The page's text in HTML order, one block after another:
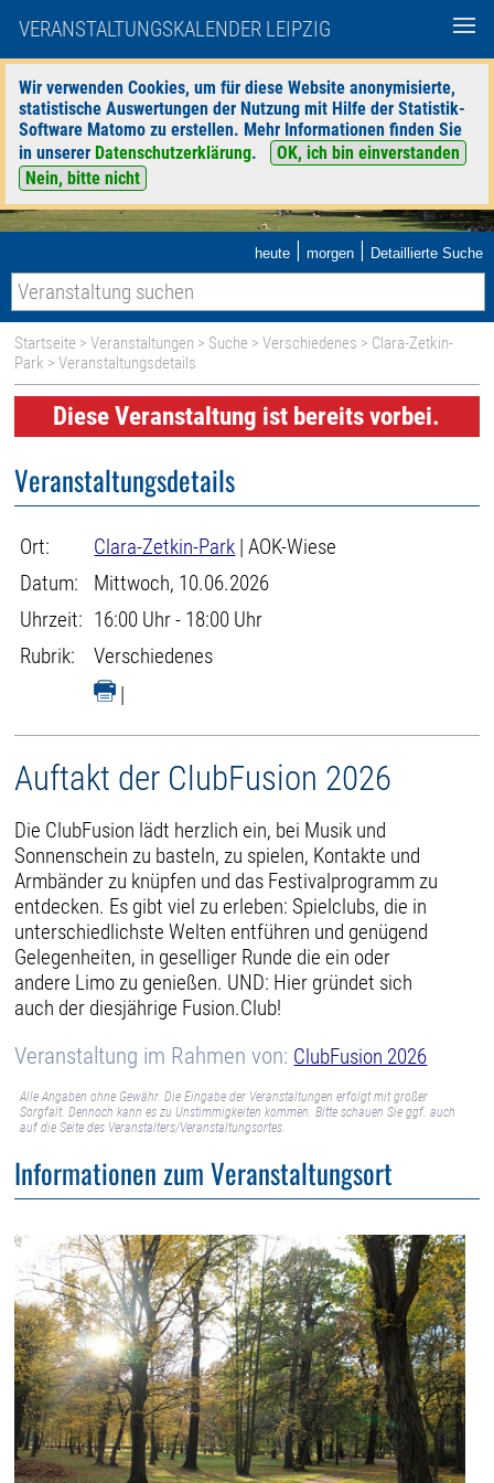
VERANSTALTUNGSKALENDER LEIPZIG
Wir verwenden Cookies, um für diese Website anonymisierte,
statistische Auswertungen der Nutzung mit Hilfe der Statistik-
Software Matomo zu erstellen. Mehr Informationen finden Sie
in unserer Datenschutzerklärung.
OK, ich bin einverstanden
Nein, bitte nicht
heute | morgen | Detaillierte Suche
Startseite >Veranstaltungen > Suche >Verschiedenes > Clara-Zetkin-
Park > Veranstaltungsdetails
Diese Veranstaltung ist bereits vorbei.
Veranstaltungsdetails
Ort: Clara-Zetkin-Park | AOK-Wiese
Datum:
Mittwoch, 10.06.2026
Uhrzeit: 16:00 Uhr - 18:00 Uhr
Rubrik:
Verschiedenes
|
Auftakt der ClubFusion 2026
Die ClubFusion lädt herzlich ein, bei Musik und
Sonnenschein zu basteln, zu spielen, Kontakte und
Armbänder zu knüpfen und das Festivalprogramm zu
entdecken. Es gibt viel zu erleben: Spielclubs, die in
unterschiedlichste Welten entführen und genügend
Gelegenheiten, in geselliger Runde die ein oder
andere Limo zu genießen. UND: Hier gründet sich
auch der diesjährige Fusion.Club!
Veranstaltung im Rahmen von: ClubFusion 2026
Alle Angaben ohne Gewähr. Die Eingabe der Veranstaltungen erfolgt mit großer
Sorgfalt. Dennoch kann es zu Unstimmigkeiten kommen. Bitte schauen Sie ggf. auch
auf die Seite des Veranstalters/Veranstaltungsortes.
Informationen zum Veranstaltungsort